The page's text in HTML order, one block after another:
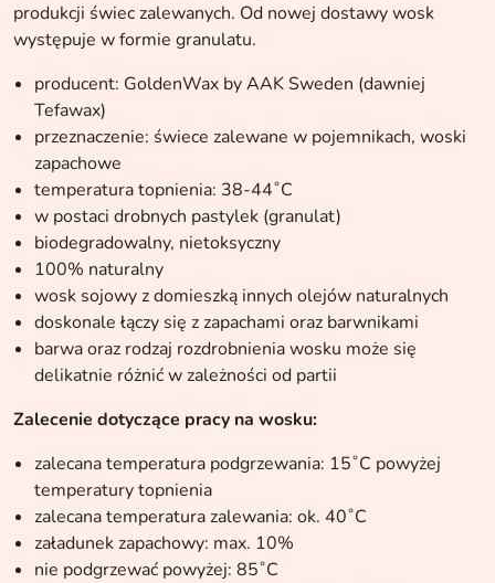
produkcji świec zalewanych. Od nowej dostawy wosk
występuje w formie granulatu.
producent: GoldenWax by AAK Sweden (dawniej
Tefawax)
przeznaczenie: świece zalewane w pojemnikach, woski
zapachowe
temperatura topnienia: 38-44˚C
w postaci drobnych pastylek (granulat)
biodegradowalny, nietoksyczny
100% naturalny
wosk sojowy z domieszką innych olejów naturalnych
doskonale łączy się z zapachami oraz barwnikami
barwa oraz rodzaj rozdrobnienia wosku może się
delikatnie różnić w zależności od partii
Zalecenie dotyczące pracy na wosku:
zalecana temperatura podgrzewania: 15˚C powyżej
temperatury topnienia
zalecana temperatura zalewania: ok. 40˚C
załadunek zapachowy: max. 10%
nie podgrzewać powyżej: 85˚C